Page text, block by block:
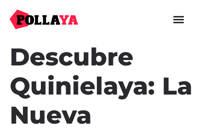
Descubre
Quinielaya: La
Nueva